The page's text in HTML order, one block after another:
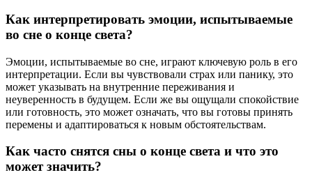
Как интерпретировать эмоции, испытываемые
во сне о конце света?
Эмоции, испытываемые во сне, играют ключевую роль в его
интерпретации. Если вы чувствовали страх или панику, это
может указывать на внутренние переживания и
неуверенность в будущем. Если же вы ощущали спокойствие
или готовность, это может означать, что вы готовы принять
перемены и адаптироваться к новым обстоятельствам.
Как часто снятся сны о конце света и что это
может значить?